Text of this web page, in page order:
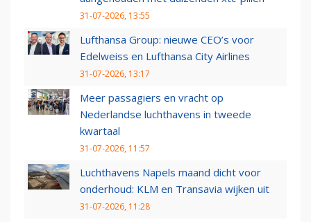
31-07-2026, 13:55
Lufthansa Group: nieuwe CEO’s voor
Edelweiss en Lufthansa City Airlines
31-07-2026, 13:17
Meer passagiers en vracht op
Nederlandse luchthavens in tweede
kwartaal
31-07-2026, 11:57
Luchthavens Napels maand dicht voor
onderhoud: KLM en Transavia wijken uit
31-07-2026, 11:28